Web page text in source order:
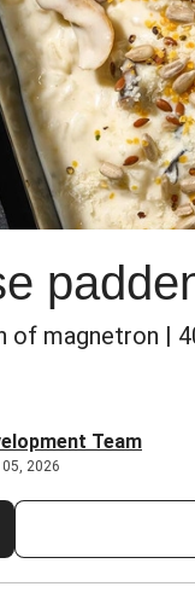
of magnetron |
Team
2026